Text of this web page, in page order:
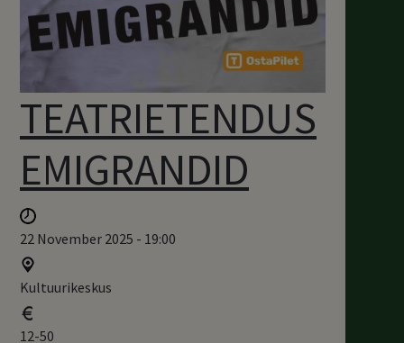
TEATRIETENDUS
EMIGRANDID
22 November 2025 - 19:00
Kultuurikeskus
12-50